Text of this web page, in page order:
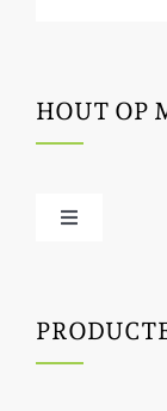
HOUT OP
Toggle